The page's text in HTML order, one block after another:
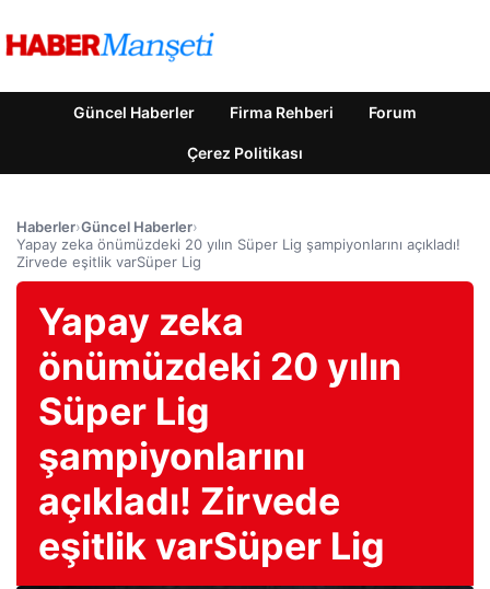
Güncel Haberler Firma Rehberi Forum
Çerez Politikası
Haberler›Güncel Haberler›
Yapay zeka önümüzdeki 20 yılın Süper Lig şampiyonlarını açıkladı!
Zirvede eşitlik varSüper Lig
Yapay zeka
önümüzdeki 20 yılın
Süper Lig
şampiyonlarını
açıkladı! Zirvede
eşitlik varSüper Lig